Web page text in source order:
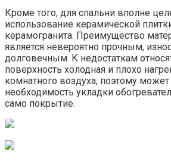
Кроме того, для спальни вполне
использование керамической
керамогранита. Преимущество
является невероятно прочным,
долговечным. К недостаткам
поверхность холодная и плохо
комнатного воздуха, поэтому может
необходимость укладки
само покрытие.